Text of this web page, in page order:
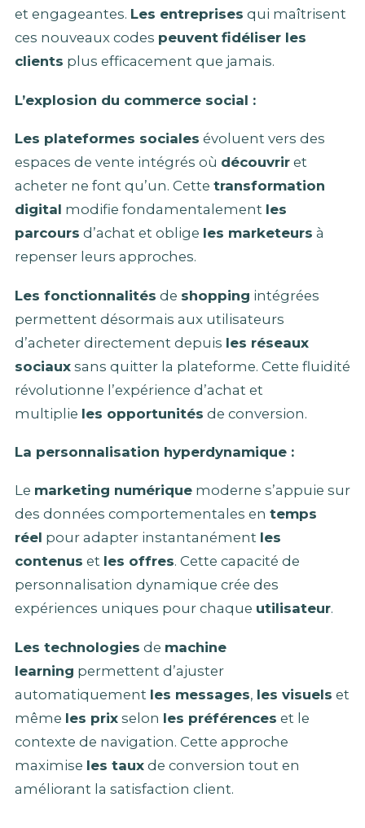
et engageantes. Les entreprises qui maîtrisent
ces nouveaux codes peuvent fidéliser les
clients plus efficacement que jamais.
L’explosion du commerce social :
Les plateformes sociales évoluent vers des
espaces de vente intégrés où découvrir et
acheter ne font qu’un. Cette transformation
digital modifie fondamentalement les
parcours d’achat et oblige les marketeurs à
repenser leurs approches.
Les fonctionnalités de shopping intégrées
permettent désormais aux utilisateurs
d’acheter directement depuis les réseaux
sociaux sans quitter la plateforme. Cette fluidité
révolutionne l’expérience d’achat et
multiplie les opportunités de conversion.
La personnalisation hyperdynamique :
Le marketing numérique moderne s’appuie sur
des données comportementales en temps
réel pour adapter instantanément les
contenus et les offres. Cette capacité de
personnalisation dynamique crée des
expériences uniques pour chaque utilisateur.
Les technologies de machine
learning permettent d’ajuster
automatiquement les messages, les visuels et
même les prix selon les préférences et le
contexte de navigation. Cette approche
maximise les taux de conversion tout en
améliorant la satisfaction client.